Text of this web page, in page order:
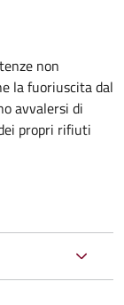
non
la fuoriuscita dal
avvalersi di
propri rifiuti